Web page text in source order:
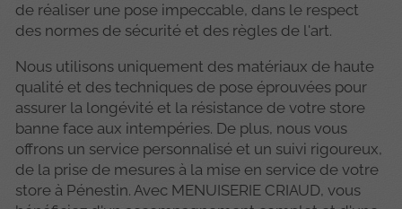
de réaliser une pose impeccable, dans le respect
des normes de sécurité et des règles de l'art.
Nous utilisons uniquement des matériaux de haute
qualité et des techniques de pose éprouvées pour
assurer la longévité et la résistance de votre store
banne face aux intempéries. De plus, nous vous
offrons un service personnalisé et un suivi rigoureux,
de la prise de mesures à la mise en service de votre
store à Pénestin. Avec MENUISERIE CRIAUD, vous